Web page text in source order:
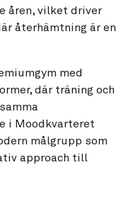
åren, vilket driver
återhämtning är en
med
där träning och
i Moodkvarteret
målgrupp som
approach till